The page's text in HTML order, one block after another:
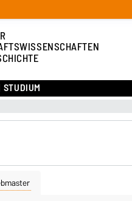
STUDIUM